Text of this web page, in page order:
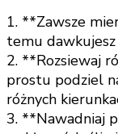
1. **Zawsze
temu
2. **Rozsiewaj
prostu podziel
różnych
3. **Nawadniaj